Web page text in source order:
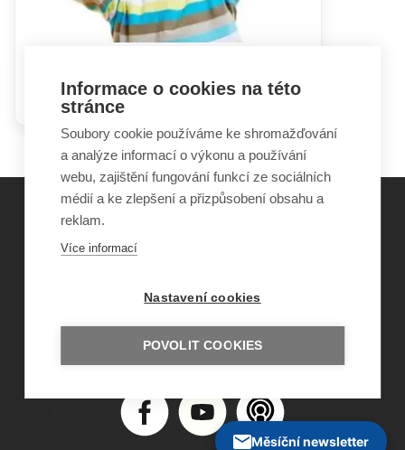
jak si s nimi poradit?
©Obecně prospěšná společnost Sirius
ISSN 1805-8876
nazory@sancedetem.cz
Odběr novinek e-mailem
Měsíční newsletter
Informace o cookies na této
stránce
Soubory cookie používáme ke shromažďování
a analýze informací o výkonu a používání
webu, zajištění fungování funkcí ze sociálních
médií a ke zlepšení a přizpůsobení obsahu a
reklam.
Více informací
Nastavení cookies
POVOLIT COOKIES